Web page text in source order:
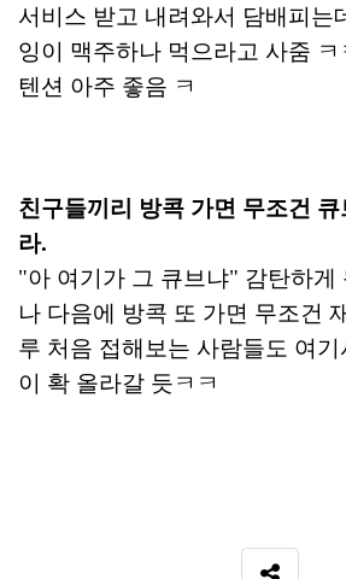
서비스 받고 내려와서 담배피는
잉이 맥주하나 먹으라고 사줌 ㅋ
텐션 아주 좋음 ㅋ
친구들끼리 방콕 가면 무조건 큐
라.
"아 여기가 그 큐브냐" 감탄하게
나 다음에 방콕 또 가면 무조건
루 처음 접해보는 사람들도 여
이 확 올라갈 듯ㅋㅋ